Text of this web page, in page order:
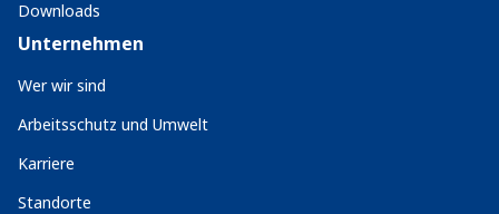
Downloads
Unternehmen
Wer wir sind
Arbeitsschutz und Umwelt
Karriere
Standorte